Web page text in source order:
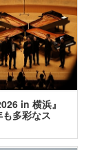
in 横浜』
多彩なス